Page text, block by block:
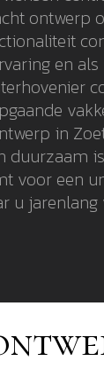
ontwerp
en
in
duurzaam
voor een
u jarenlang